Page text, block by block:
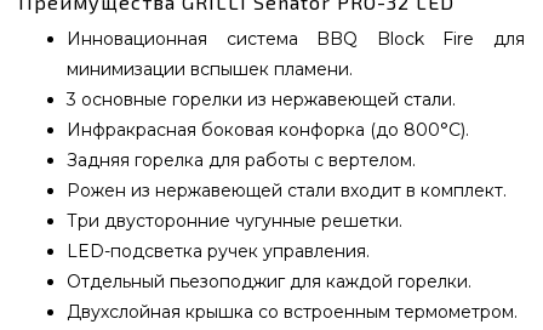
Инновационная система BBQ Block Fire для
минимизации вспышек пламени.
3 основные горелки из нержавеющей стали.
Инфракрасная боковая конфорка (до 800°C).
Задняя горелка для работы с вертелом.
Рожен из нержавеющей стали входит в комплект.
Три двусторонние чугунные решетки.
LED-подсветка ручек управления.
Отдельный пьезоподжиг для каждой горелки.
Двухслойная крышка со встроенным термометром.